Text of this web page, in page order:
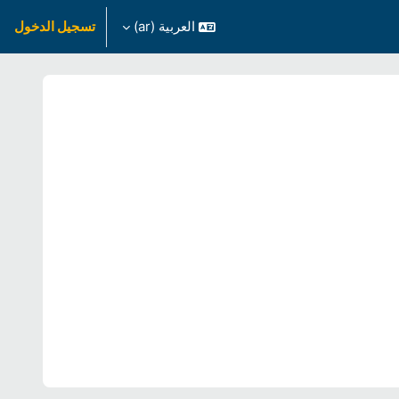
العربية ‎(ar)‎ تسجيل الدخول